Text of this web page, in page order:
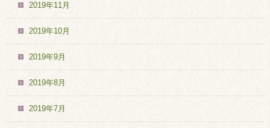
2019年11月
2019年10月
2019年9月
2019年8月
2019年7月